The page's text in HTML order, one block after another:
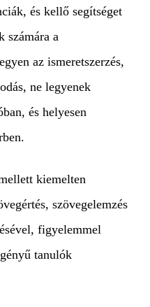
és kellő segítséget
számára a
az ismeretszerzés,
ne legyenek
és helyesen
kiemelten
szövegelemzés
figyelemmel
tanulók